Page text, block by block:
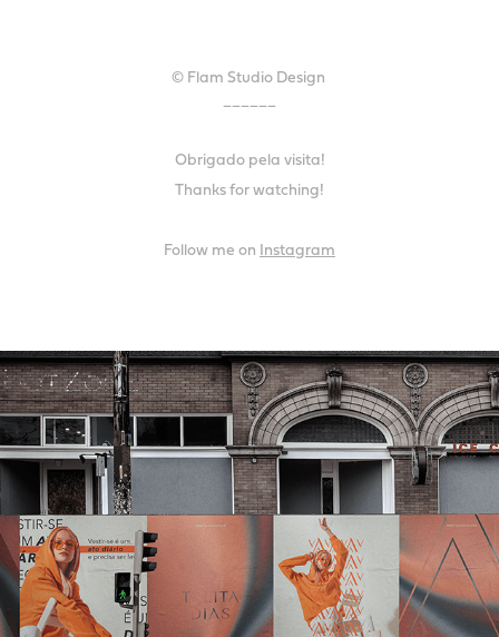
© Flam Studio Design
Obrigado pela visita!
Thanks for watching!
Follow me on Instagram